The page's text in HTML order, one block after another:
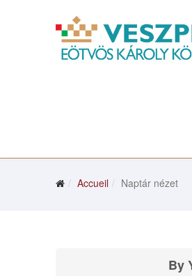
Accueil Naptár nézet
By